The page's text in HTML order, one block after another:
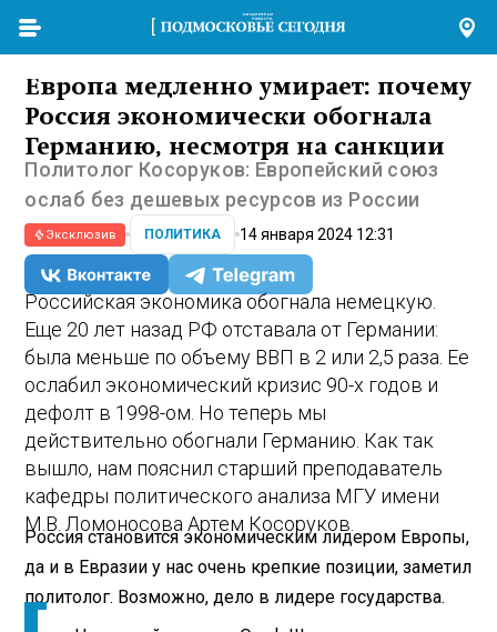
Европа медленно умирает: почему
Россия экономически обогнала
Германию, несмотря на санкции
Политолог Косоруков: Европейский союз
ослаб без дешевых ресурсов из России
Эксклюзив ПОЛИТИКА 14 января 2024 12:31
Российская экономика обогнала немецкую.
Еще 20 лет назад РФ отставала от Германии:
была меньше по объему ВВП в 2 или 2,5 раза. Ее
ослабил экономический кризис 90-х годов и
дефолт в 1998-ом. Но теперь мы
действительно обогнали Германию. Как так
вышло, нам пояснил старший преподаватель
кафедры политического анализа МГУ имени
М.В. Ломоносова Артем Косоруков.
Россия становится экономическим лидером Европы,
да и в Евразии у нас очень крепкие позиции, заметил
политолог. Возможно, дело в лидере государства.